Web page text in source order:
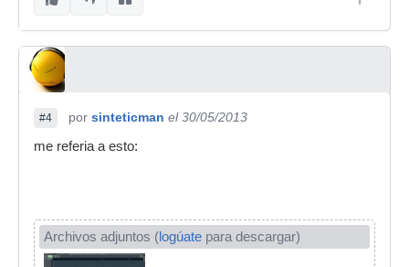
#4 por sinteticman el 30/05/2013
me referia a esto:
Archivos adjuntos (logúate para descargar)